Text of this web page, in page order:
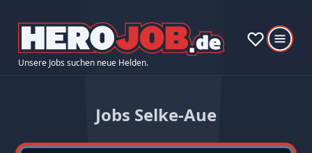
Unsere Jobs suchen neue Helden.
Jobs Selke-Aue